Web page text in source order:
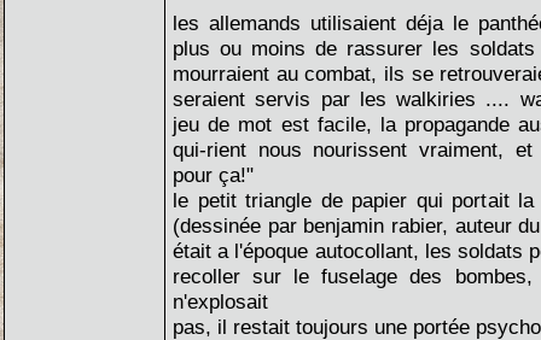
les allemands utilisaient déja le
plus ou moins de rassurer les
mourraient au combat, ils se
seraient servis par les walkiries ....
jeu de mot est facile, la propagande
qui-rient nous nourissent vraiment,
pour ça!"
le petit triangle de papier qui portait
(dessinée par benjamin rabier, auteur
était a l'époque autocollant, les soldats
recoller sur le fuselage des
n'explosait
pas, il restait toujours une portée